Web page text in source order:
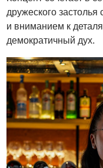
дружеского
и вниманием к
демократичный дух.